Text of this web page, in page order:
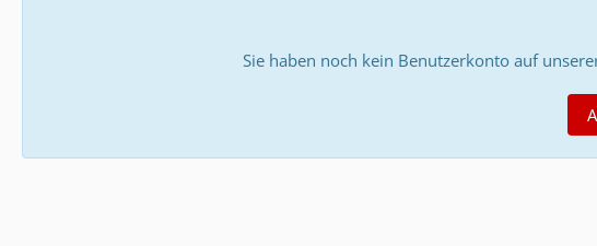
Sie haben noch kein Benutzerkonto auf